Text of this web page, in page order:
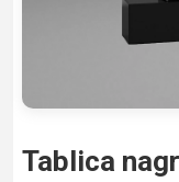
Tablica